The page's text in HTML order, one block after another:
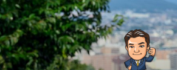
コ
ン
テ
ン
ツ